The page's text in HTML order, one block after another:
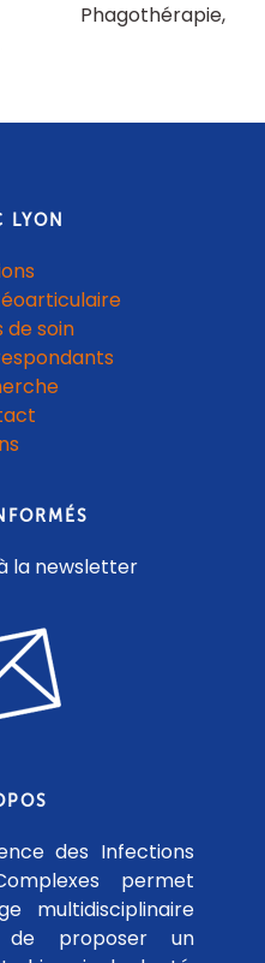
Phagothérapie
LYON
de soin
la newsletter
des Infections
permet
multidisciplinaire
de proposer un